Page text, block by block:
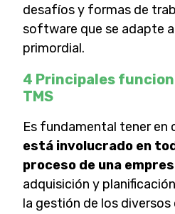
desafíos y formas de
software que se adapte
primordial.
4 Principales
TMS
Es fundamental tener en
está involucrado en
proceso de una
adquisición y
la gestión de los diversos